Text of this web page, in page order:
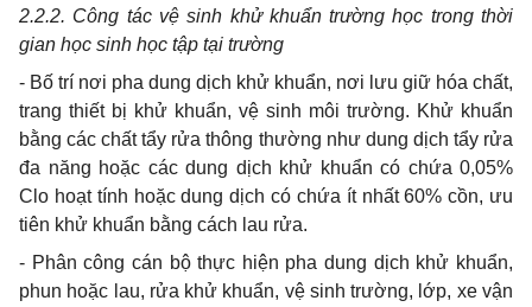
2.2.2. Công tác vệ sinh khử khuẩn trường học trong thời
gian học sinh học tập tại trường
- Bố trí nơi pha dung dịch khử khuẩn, nơi lưu giữ hóa chất,
trang thiết bị khử khuẩn, vệ sinh môi trường. Khử khuẩn
bằng các chất tẩy rửa thông thường như dung dịch tẩy rửa
đa năng hoặc các dung dịch khử khuẩn có chứa 0,05%
Clo hoạt tính hoặc dung dịch có chứa ít nhất 60% cồn, ưu
tiên khử khuẩn bằng cách lau rửa.
- Phân công cán bộ thực hiện pha dung dịch khử khuẩn,
phun hoặc lau, rửa khử khuẩn, vệ sinh trường, lớp, xe vận